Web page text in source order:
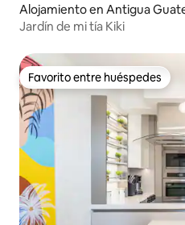
Alojamiento en Antigua
Jardín de mi tía Kiki
Favorito entre huéspedes
Favorito entre huéspedes